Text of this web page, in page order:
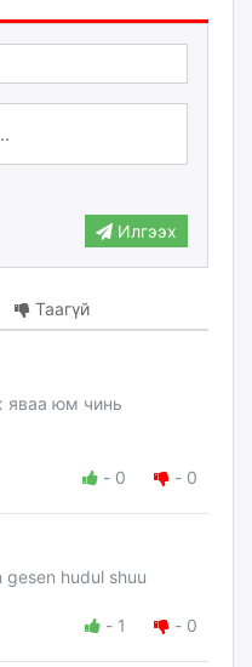
Илгээх
Таагүй
яваа юм чинь
- 0 - 0
gesen hudul shuu
- 1 - 0